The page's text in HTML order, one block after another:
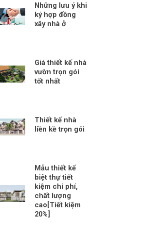
Những lưu ý khi
ký hợp đồng
xây nhà ở
Giá thiết kế nhà
vườn trọn gói
tốt nhất
Thiết kế nhà
liền kề trọn gói
Mẫu thiết kế
biệt thự tiết
kiệm chi phí,
chất lượng
cao[Tiết kiệm
20%]